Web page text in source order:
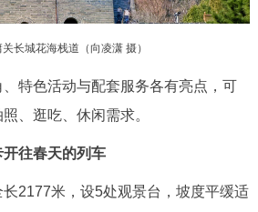
한국어 日本語
العربية PORTUGUÊS
长城花海栈道（向凌潇 摄）
色活动与配套服务各有亮点，可
、逛吃、休闲需求。
往春天的列车
米，设5处观景台，坡度平缓适